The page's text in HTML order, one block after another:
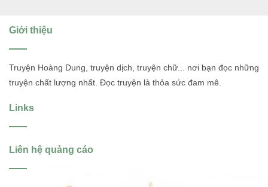
Giới thiệu
Truyện Hoàng Dung, truyện dịch, truyện chữ... nơi bạn đọc những
truyện chất lượng nhất. Đọc truyện là thỏa sức đam mê.
Links
Liên hệ quảng cáo